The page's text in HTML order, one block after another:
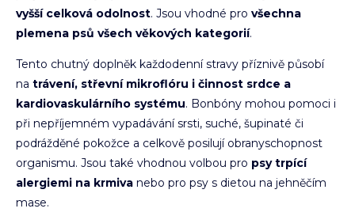
vyšší celková odolnost. Jsou vhodné pro všechna
plemena psů všech věkových kategorií.
Tento chutný doplněk každodenní stravy příznivě působí
na trávení, střevní mikroflóru i činnost srdce a
kardiovaskulárního systému. Bonbóny mohou pomoci i
při nepříjemném vypadávání srsti, suché, šupinaté či
podrážděné pokožce a celkově posilují obranyschopnost
organismu. Jsou také vhodnou volbou pro psy trpící
alergiemi na krmiva nebo pro psy s dietou na jehněčím
mase.